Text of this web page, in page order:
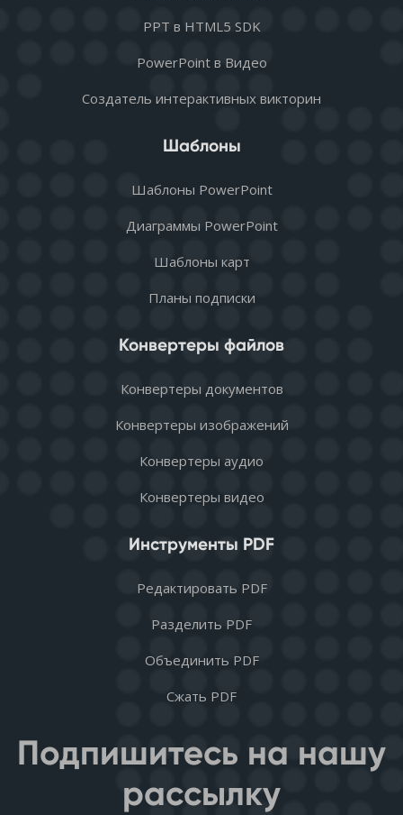
PPT в HTML5 SDK
PowerPoint в Видео
Создатель интерактивных викторин
Шаблоны
Шаблоны PowerPoint
Диаграммы PowerPoint
Шаблоны карт
Планы подписки
Конвертеры файлов
Конвертеры документов
Конвертеры изображений
Конвертеры аудио
Конвертеры видео
Инструменты PDF
Редактировать PDF
Разделить PDF
Объединить PDF
Сжать PDF
Подпишитесь на нашу
рассылку